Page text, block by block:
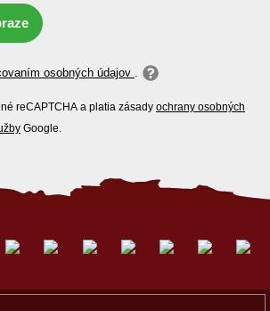
osobných údajov .
reCAPTCHA a platia zásady ochrany osobných
Google.